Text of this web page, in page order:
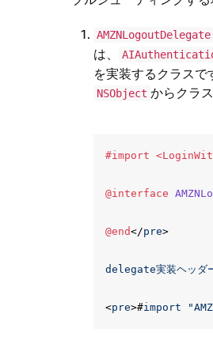
AMZNLogoutDelegate
は、
を実装するクラス
NSObject からクラ
@interface
@end</pre>
delegate実装ヘッダ
<pre>#import